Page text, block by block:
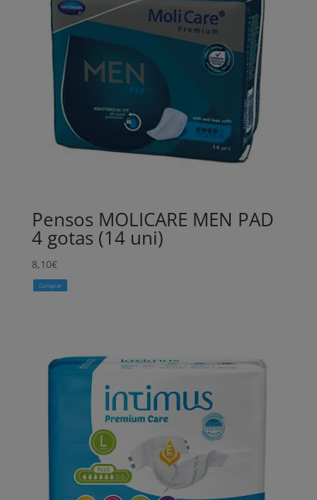
Pensos MOLICARE MEN PAD
4 gotas (14 uni)
8,10€
Comprar